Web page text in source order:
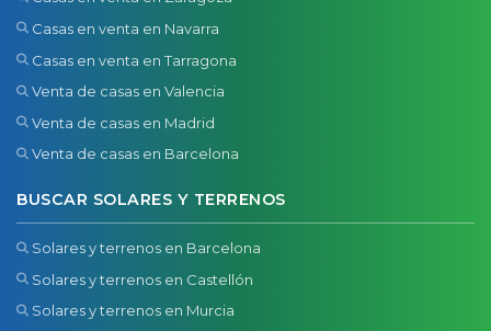
Casas en venta en Navarra
Casas en venta en Tarragona
Venta de casas en Valencia
Venta de casas en Madrid
Venta de casas en Barcelona
BUSCAR SOLARES Y TERRENOS
Solares y terrenos en Barcelona
Solares y terrenos en Castellón
Solares y terrenos en Murcia